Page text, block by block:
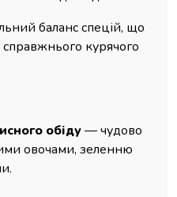
баланс спецій, що
справжнього курячого
обіду— чудово
овочами, зеленню